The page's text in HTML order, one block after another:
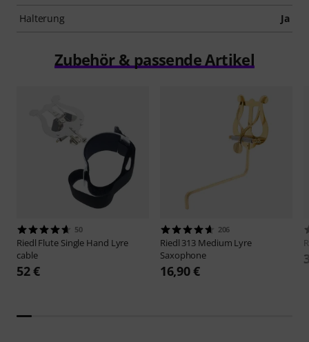
Halterung Ja
Zubehör & passende Artikel
50
Riedl Flute Single Hand Lyre
cable
52 €
206
Riedl 313 Medium Lyre
Saxophone
16,90 €